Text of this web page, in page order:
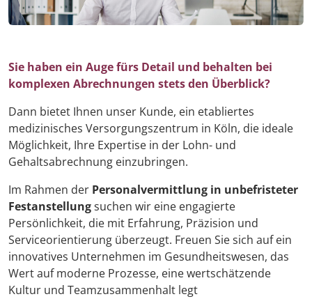
Sie haben ein Auge fürs Detail und behalten bei
komplexen Abrechnungen stets den Überblick?
Dann bietet Ihnen unser Kunde, ein etabliertes
medizinisches Versorgungszentrum in Köln, die ideale
Möglichkeit, Ihre Expertise in der Lohn- und
Gehaltsabrechnung einzubringen.
Im Rahmen der Personalvermittlung in unbefristeter
Festanstellungsuchen wir eine engagierte
Persönlichkeit, die mit Erfahrung, Präzision und
Serviceorientierung überzeugt. Freuen Sie sich auf ein
innovatives Unternehmen im Gesundheitswesen, das
Wert auf moderne Prozesse, eine wertschätzende
Kultur und Teamzusammenhalt legt